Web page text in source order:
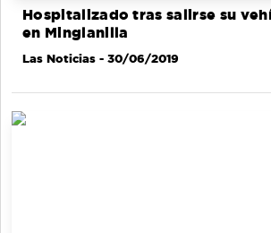
Hospitalizado tras salirse su
en Minglanilla
Las Noticias - 30/06/2019